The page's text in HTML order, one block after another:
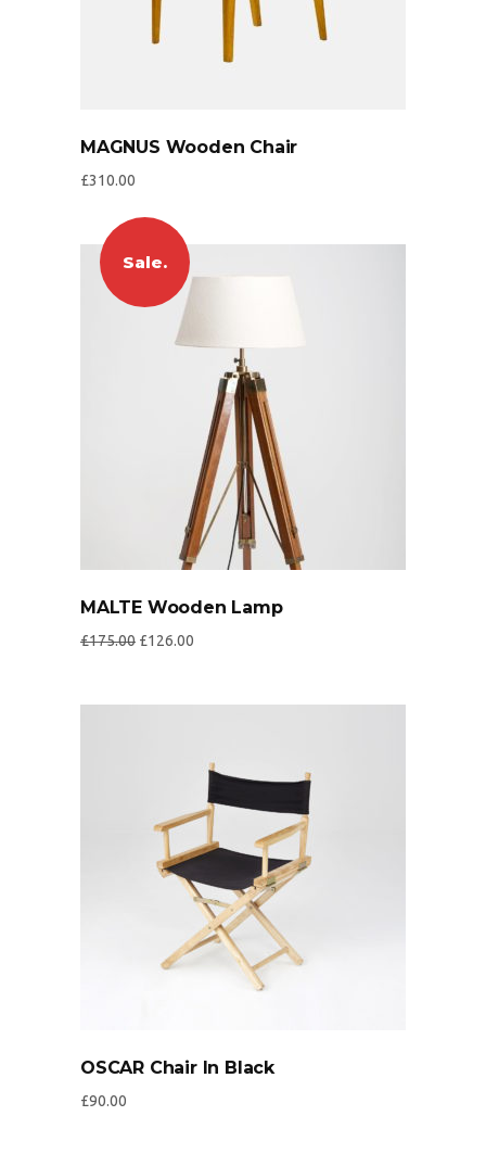
MAGNUS Wooden Chair
£310.00
Sale.
MALTE Wooden Lamp
£175.00 £126.00
OSCAR Chair In Black
£90.00